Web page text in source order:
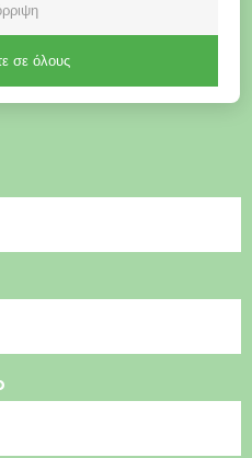
και θα σας
σε όλους